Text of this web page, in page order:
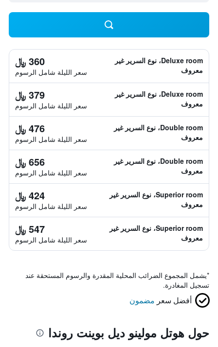
Deluxe room، نوع السرير غير
معروف
360 ﷼
سعر الليلة شامل الرسوم
Deluxe room، نوع السرير غير
معروف
379 ﷼
سعر الليلة شامل الرسوم
Double room، نوع السرير غير
معروف
476 ﷼
سعر الليلة شامل الرسوم
Double room، نوع السرير غير
معروف
656 ﷼
سعر الليلة شامل الرسوم
Superior room، نوع السرير غير
معروف
424 ﷼
سعر الليلة شامل الرسوم
Superior room، نوع السرير غير
معروف
547 ﷼
سعر الليلة شامل الرسوم
*يشمل المجموع الضرائب المحلية المقدرة والرسوم المستحقة عند
تسجيل المغادرة.
أفضل سعر مضمون
حول هوتل مولينو ديل بوينت روندا